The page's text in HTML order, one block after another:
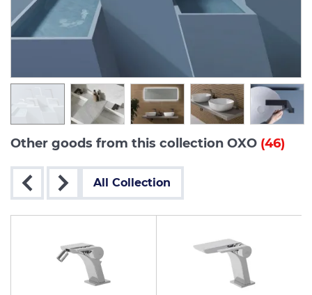
Other goods from this collection OXO (46)
All Collection